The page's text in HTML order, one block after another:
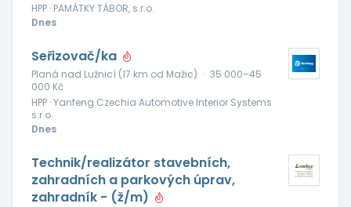
HPP · PAMÁTKY TÁBOR, s.r.o.
Dnes
Seřizovač/ka
Planá nad Lužnicí (17 km od Mažic) · 35 000–45
000 Kč
HPP · Yanfeng Czechia Automotive Interior Systems
s.r.o.
Dnes
Technik/realizátor stavebních,
zahradních a parkových úprav,
zahradník - (ž/m)